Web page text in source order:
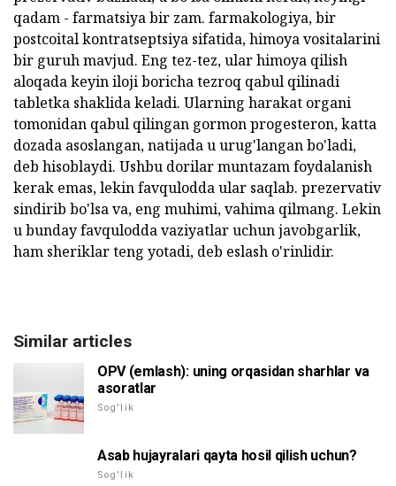
qadam - farmatsiya bir zam. farmakologiya, bir
postcoital kontratseptsiya sifatida, himoya vositalarini
bir guruh mavjud. Eng tez-tez, ular himoya qilish
aloqada keyin iloji boricha tezroq qabul qilinadi
tabletka shaklida keladi. Ularning harakat organi
tomonidan qabul qilingan gormon progesteron, katta
dozada asoslangan, natijada u urug'langan bo'ladi,
deb hisoblaydi. Ushbu dorilar muntazam foydalanish
kerak emas, lekin favqulodda ular saqlab. prezervativ
sindirib bo'lsa va, eng muhimi, vahima qilmang. Lekin
u bunday favqulodda vaziyatlar uchun javobgarlik,
ham sheriklar teng yotadi, deb eslash o'rinlidir.
Similar articles
OPV (emlash): uning orqasidan sharhlar va
asoratlar
Sog'lik
Asab hujayralari qayta hosil qilish uchun?
Sog'lik